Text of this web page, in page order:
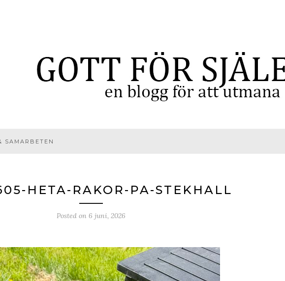
SAMARBETEN
HETA-RAKOR-PA-STEKHALL
Posted on 6 juni, 2026